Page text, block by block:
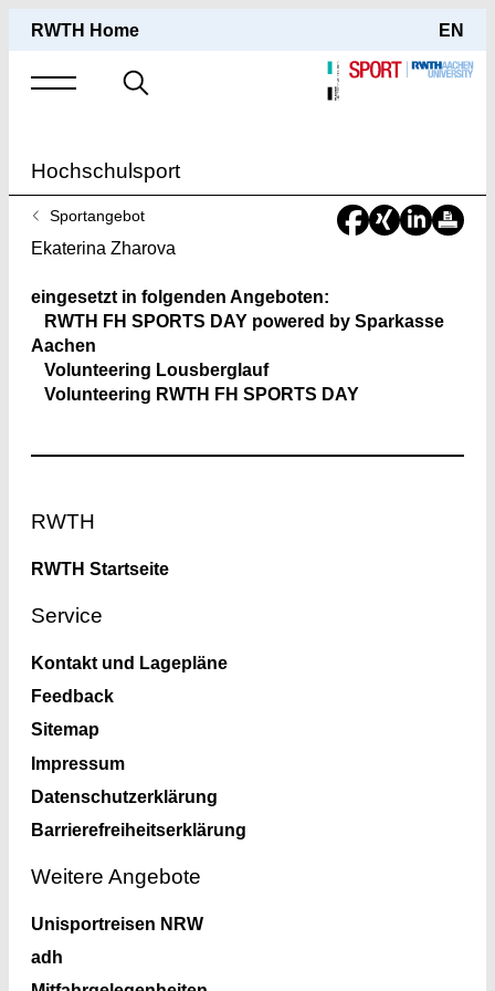
RWTH Home EN
Suche
Hochschulsport
Sie
sind
hier:
Sportangebot
Ekaterina Zharova
eingesetzt in folgenden Angeboten:
RWTH FH SPORTS DAY powered by Sparkasse
Aachen
Volunteering Lousberglauf
Volunteering RWTH FH SPORTS DAY
RWTH
RWTH Startseite
Service
Kontakt und Lagepläne
Feedback
Sitemap
Impressum
Datenschutzerklärung
Barrierefreiheitserklärung
Weitere Angebote
Unisportreisen NRW
adh